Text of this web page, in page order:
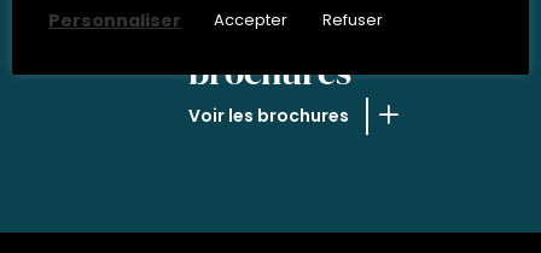
NOS
brochures
Voir les brochures
Personnaliser
Accepter Refuser